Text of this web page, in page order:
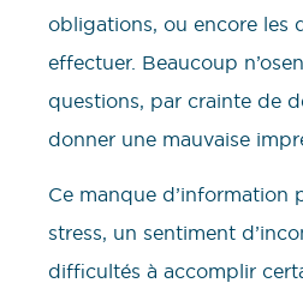
obligations, ou encore les
effectuer. Beaucoup
questions, par crainte de
donner une mauvaise
Ce manque d’information
stress, un sentiment
difficultés à accomplir